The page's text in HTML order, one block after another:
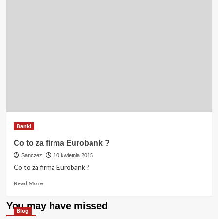
Banki
Co to za firma Eurobank ?
Sanczez 10 kwietnia 2015
Co to za firma Eurobank ?
Read MoreRead
about
Co
You may have missed
Blog